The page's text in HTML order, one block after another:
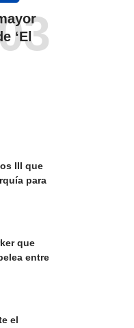
‘El
III que
para
que
entre
el